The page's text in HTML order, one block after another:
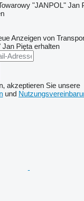
"JANPOL" Jan
Anzeigen von
Pięta erhalten
akzeptieren Sie unsere
und